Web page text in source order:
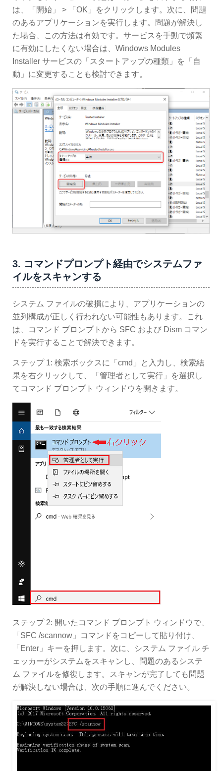
は、「開始」 > 「OK」をクリックします。次に、問題
のあるアプリケーションを実行します。問題が解決し
た場合、この方法は有効です。サービスを手動で頻繁
に有効にしたくない場合は、Windows Modules
Installer サービスの「スタートアップの種類」を「自
動」に変更することも検討できます。
3. コマンドプロンプト経由でシステムファ
イルをスキャンする
システム ファイルの破損により、アプリケーションの
並列構成が正しく行われない可能性もあります。これ
は、コマンド プロンプトから SFC および Dism コマン
ドを実行することで解決できます。
ステップ 1: 検索ボックスに「cmd」と入力し、検索結
果を右クリックして、「管理者として実行」を選択し
てコマンド プロンプト ウィンドウを開きます。
ステップ 2: 開いたコマンド プロンプト ウィンドウで、
「SFC /scannow」コマンドをコピーして貼り付け、
「Enter」キーを押します。次に、システム ファイル チ
ェッカーがシステムをスキャンし、問題のあるシステ
ム ファイルを修復します。スキャンが完了しても問題
が解決しない場合は、次の手順に進んでください。